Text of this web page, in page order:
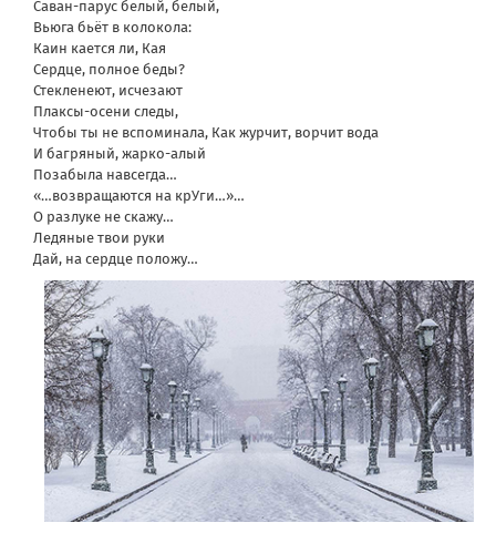
Саван-парус белый, белый,
Вьюга бьёт в колокола:
Каин кается ли, Кая
Сердце, полное беды?
Стекленеют, исчезают
Плаксы-осени следы,
Чтобы ты не вспоминала, Как журчит, ворчит вода
И багряный, жарко-алый
Позабыла навсегда…
«…возвращаются на крУги…»…
О разлуке не скажу…
Ледяные твои руки
Дай, на сердце положу…